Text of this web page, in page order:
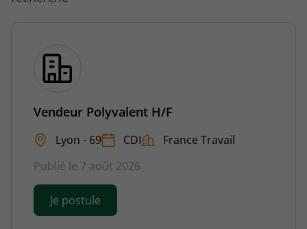
Vendeur Polyvalent H/F
Lyon - 69 CDI
France Travail
Publié le 7 août 2026
Je postule